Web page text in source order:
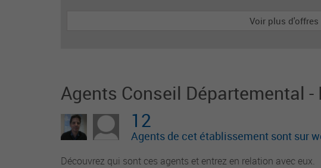
t d’une expérience en animation et de comp
té
Voir plus d'offres
Agents Conseil Départemental -
12
Agents de cet établissement sont sur
Découvrez qui sont ces agents et entrez en relation avec eux.